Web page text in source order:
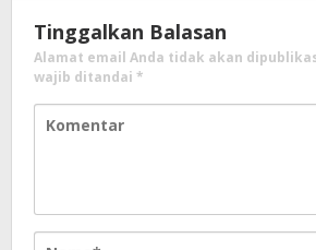
Tinggalkan Balasan
Alamat email Anda tidak akan
wajib ditandai *